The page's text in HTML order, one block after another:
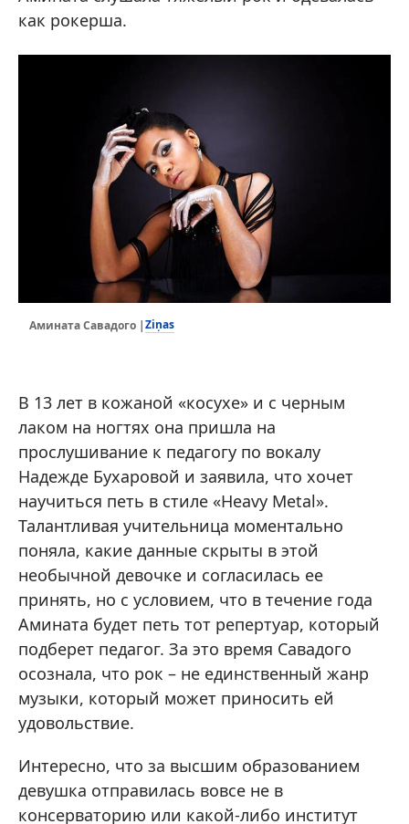
как рокерша.
Амината Савадого |Ziņas
В 13 лет в кожаной «косухе» и с черным
лаком на ногтях она пришла на
прослушивание к педагогу по вокалу
Надежде Бухаровой и заявила, что хочет
научиться петь в стиле «Heavy Metal».
Талантливая учительница моментально
поняла, какие данные скрыты в этой
необычной девочке и согласилась ее
принять, но с условием, что в течение года
Амината будет петь тот репертуар, который
подберет педагог. За это время Савадого
осознала, что рок – не единственный жанр
музыки, который может приносить ей
удовольствие.
Интересно, что за высшим образованием
девушка отправилась вовсе не в
консерваторию или какой-либо институт